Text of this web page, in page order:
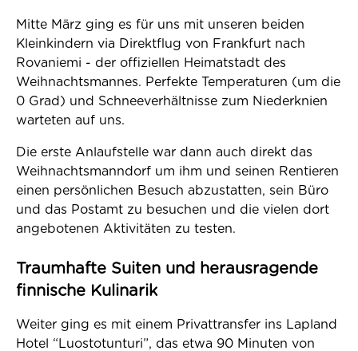
Mitte März ging es für uns mit unseren beiden
Kleinkindern via Direktflug von Frankfurt nach
Rovaniemi - der offiziellen Heimatstadt des
Weihnachtsmannes. Perfekte Temperaturen (um die
0 Grad) und Schneeverhältnisse zum Niederknien
warteten auf uns.
Die erste Anlaufstelle war dann auch direkt das
Weihnachtsmanndorf um ihm und seinen Rentieren
einen persönlichen Besuch abzustatten, sein Büro
und das Postamt zu besuchen und die vielen dort
angebotenen Aktivitäten zu testen.
Traumhafte Suiten und herausragende
finnische Kulinarik
Weiter ging es mit einem Privattransfer ins Lapland
Hotel “Luostotunturi”, das etwa 90 Minuten von